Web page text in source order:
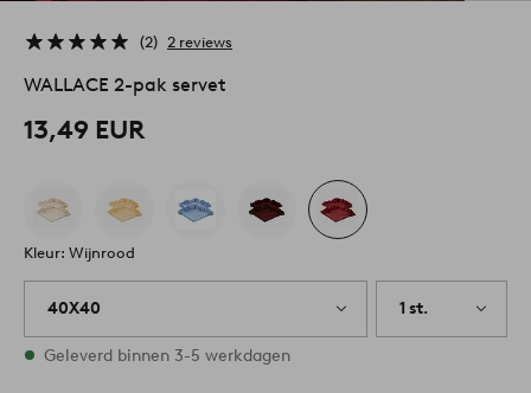
2 2 reviews
WALLACE 2-pak servet
13,49 EUR
Kleur: Wijnrood
40X40 1 st.
Op voorraad
Geleverd binnen 3-5 werkdagen